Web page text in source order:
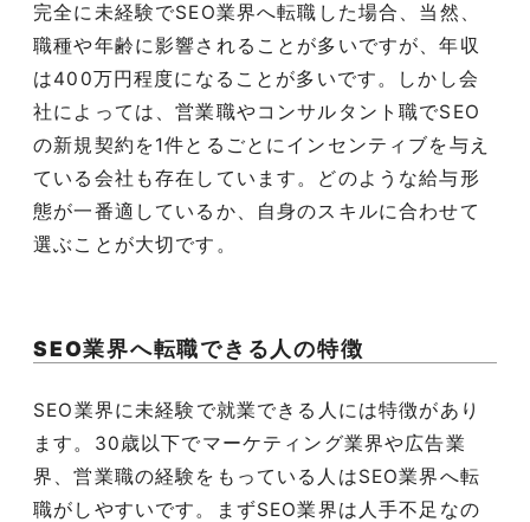
完全に未経験でSEO業界へ転職した場合、当然、
職種や年齢に影響されることが多いですが、年収
は400万円程度になることが多いです。しかし会
社によっては、営業職やコンサルタント職でSEO
の新規契約を1件とるごとにインセンティブを与え
ている会社も存在しています。どのような給与形
態が一番適しているか、自身のスキルに合わせて
選ぶことが大切です。
SEO業界へ転職できる人の特徴
SEO業界に未経験で就業できる人には特徴があり
ます。 30歳以下でマーケティング業界や広告業
界、営業職の経験をもっている人はSEO業界へ転
職がしやすいです。まずSEO業界は人手不足なの